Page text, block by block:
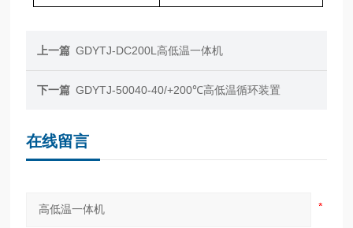
上一篇 GDYTJ-DC200L高低温一体机
下一篇 GDYTJ-50040-40/+200℃高低温循环装置
在线留言